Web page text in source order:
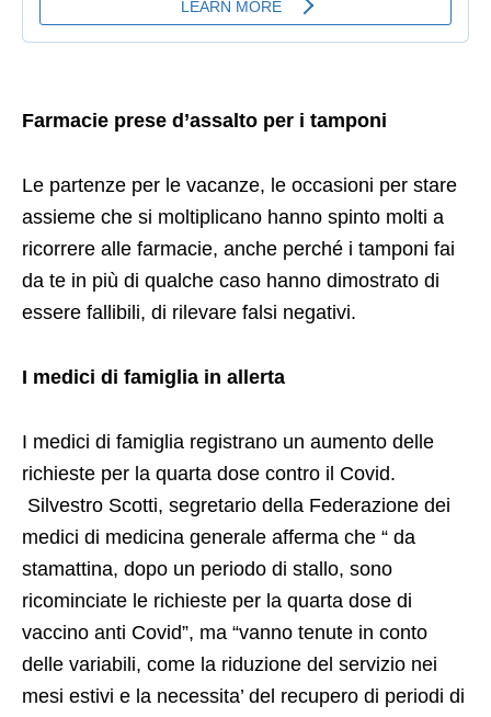
Le partenze per le vacanze, le occasioni per stare
ricorrere alle farmacie, anche perché i tamponi fai
da te in più di qualche caso hanno dimostrato di
essere fallibili, di rilevare falsi negativi.
I medici di famiglia in allerta
I medici di famiglia registrano un aumento delle
Silvestro Scotti, segretario della Federazione dei
medici di medicina generale afferma che “ da
stamattina, dopo un periodo di stallo, sono
ricominciate le richieste per la quarta dose di
vaccino anti Covid”, ma “vanno tenute in conto
delle variabili, come la riduzione del servizio nei
mesi estivi e la necessita’ del recupero di periodi di
riposo”. Non è infatti la prima volta che i medici di
famiglia lamentano turni massacranti e soprattutto